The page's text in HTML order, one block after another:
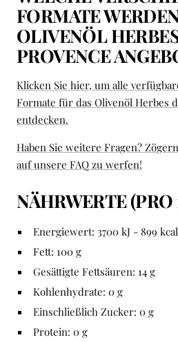
FORMATE
OLIVENÖL
PROVENCE
Klicken Sie hier, um alle
Formate für das Olivenöl Herbes
entdecken.
Haben Sie weitere Fragen?
auf unsere FAQ zu werfen!
NÄHRWERTE (PRO
Energiewert: 3700 kJ - 899 kcal
Fett: 100 g
Gesättigte Fettsäuren: 14 g
Kohlenhydrate: 0 g
Einschließlich Zucker: 0 g
Protein: 0 g